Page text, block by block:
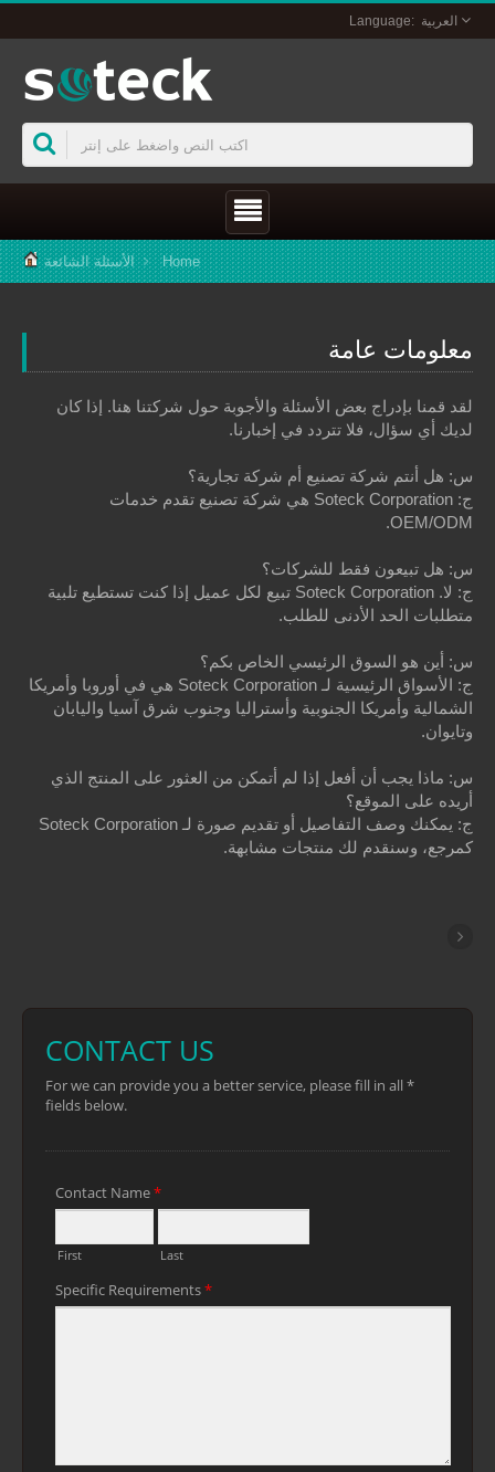
العربية
Home الأسئلة الشائعة
معلومات عامة
لقد قمنا بإدراج بعض الأسئلة والأجوبة حول شركتنا هنا. إذا كان
لديك أي سؤال، فلا تتردد في إخبارنا.
س: هل أنتم شركة تصنيع أم شركة تجارية؟
ج: Soteck Corporation هي شركة تصنيع تقدم خدمات
OEM/ODM.
س: هل تبيعون فقط للشركات؟
ج: لا. Soteck Corporation تبيع لكل عميل إذا كنت تستطيع تلبية
متطلبات الحد الأدنى للطلب.
س: أين هو السوق الرئيسي الخاص بكم؟
ج: الأسواق الرئيسية لـ Soteck Corporation هي في أوروبا وأمريكا
الشمالية وأمريكا الجنوبية وأستراليا وجنوب شرق آسيا واليابان
وتايوان.
س: ماذا يجب أن أفعل إذا لم أتمكن من العثور على المنتج الذي
أريده على الموقع؟
ج: يمكنك وصف التفاصيل أو تقديم صورة لـ Soteck Corporation
كمرجع، وسنقدم لك منتجات مشابهة.